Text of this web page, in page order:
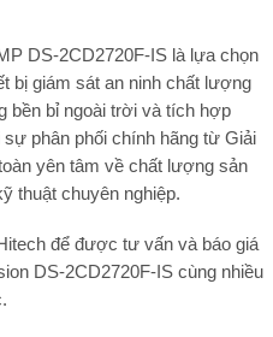
DS-2CD2720F-IS là lựa chọn
bị giám sát an ninh chất lượng
bền bỉ ngoài trời và tích hợp
phân phối chính hãng từ Giải
yên tâm về chất lượng sản
thuật chuyên nghiệp.
để được tư vấn và báo giá
DS-2CD2720F-IS cùng nhiều